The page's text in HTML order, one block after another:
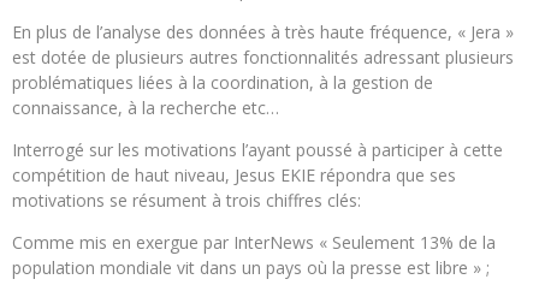
En plus de l’analyse des données à très haute fréquence, « Jera »
est dotée de plusieurs autres fonctionnalités adressant plusieurs
problématiques liées à la coordination, à la gestion de
connaissance, à la recherche etc…
Interrogé sur les motivations l’ayant poussé à participer à cette
compétition de haut niveau, Jesus EKIE répondra que ses
motivations se résument à trois chiffres clés:
Comme mis en exergue par InterNews « Seulement 13% de la
population mondiale vit dans un pays où la presse est libre » ;